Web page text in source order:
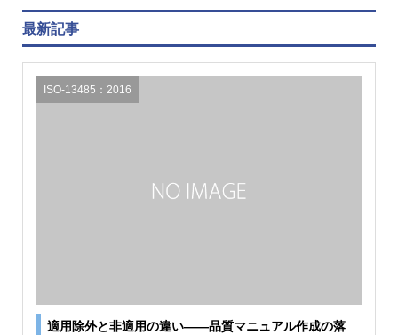
最新記事
ISO-13485：2016
適用除外と非適用の違い――品質マニュアル作成の落